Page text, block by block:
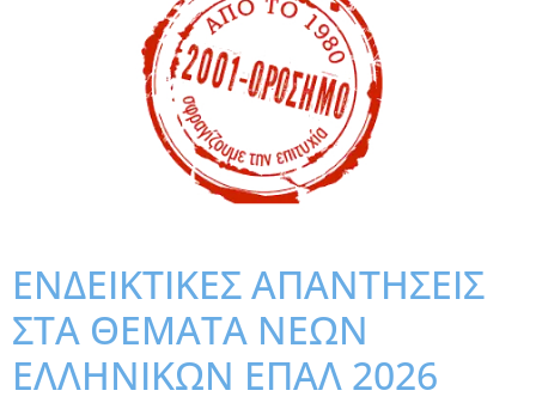
ΕΝΔΕΙΚΤΙΚΕΣ ΑΠΑΝΤΗΣΕΙΣ
ΣΤΑ ΘΕΜΑΤΑ ΝΕΩΝ
ΕΛΛΗΝΙΚΩΝ ΕΠΑΛ 2026